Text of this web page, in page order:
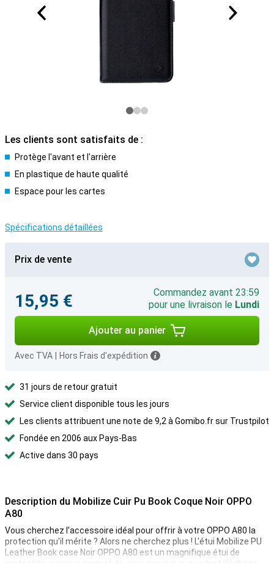
Les clients sont satisfaits de :
Protège l'avant et l'arrière
En plastique de haute qualité
Espace pour les cartes
Spécifications détaillées
Prix de vente
15,95 €
Commandez avant 23:59
pour une livraison le Lundi
Ajouter au panier
Avec TVA Hors Frais d'expédition
31 jours de retour gratuit
Service client disponible tous les jours
Les clients attribuent une note de 9,2 à Gomibo.fr sur Trustpilot
Fondée en 2006 aux Pays-Bas
Active dans 30 pays
Description du Mobilize Cuir Pu Book Coque Noir OPPO
A80
Vous cherchez l'accessoire idéal pour offrir à votre OPPO A80 la
protection qu'il mérite ? Alors ne cherchez plus ! L'étui Mobilize PU
Leather Book case Noir OPPO A80 est un magnifique étui de